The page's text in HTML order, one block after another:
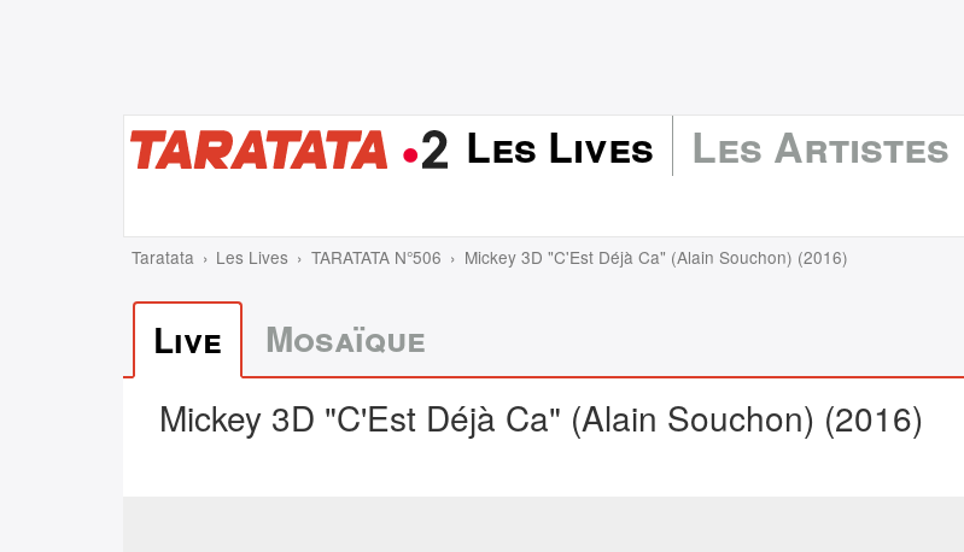
Les Lives Les Artistes
Taratata Les Lives TARATATA N°506 Mickey 3D "C'Est Déjà Ca" (Alain Souchon) (2016)
Live Mosaïque
Mickey 3D "C'Est Déjà Ca" (Alain Souchon) (2016)